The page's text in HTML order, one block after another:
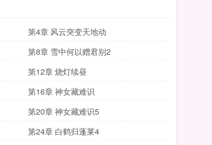
第4章 风云突变天地动
第8章 雪中何以赠君别2
第12章 烧灯续昼
第16章 神女藏难识
第20章 神女藏难识5
第24章 白鹤归蓬莱4